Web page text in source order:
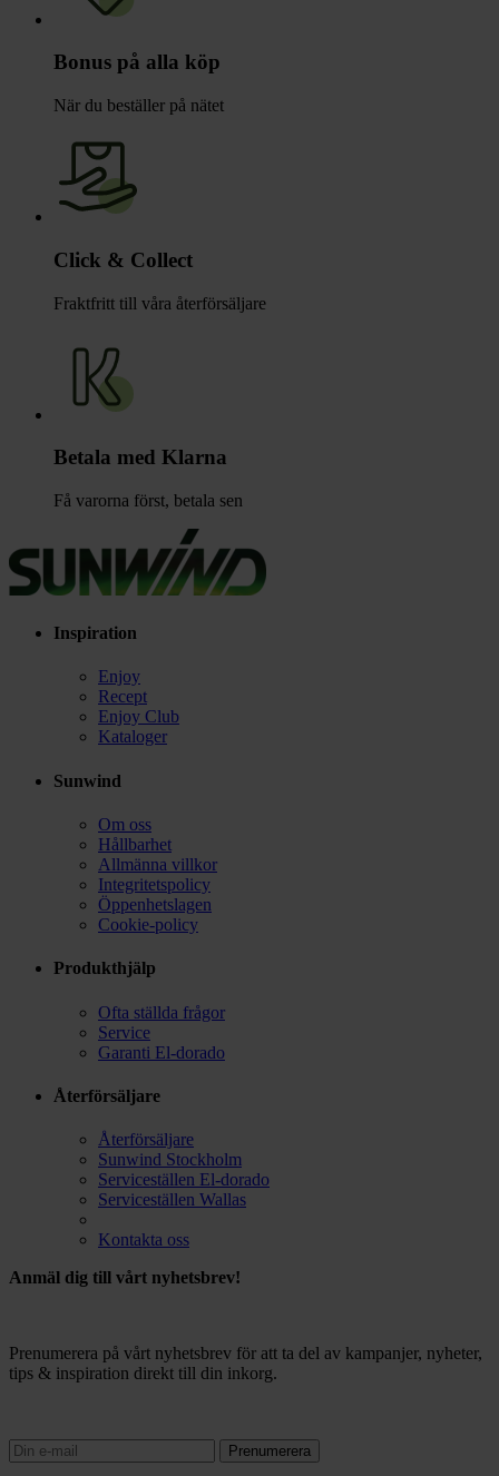
Bonus på alla köp
När du beställer på nätet
Click & Collect
Fraktfritt till våra återförsäljare
Betala med Klarna
Få varorna först, betala sen
Inspiration
Enjoy
Recept
Enjoy Club
Kataloger
Sunwind
Om oss
Hållbarhet
Allmänna villkor
Integritetspolicy
Öppenhetslagen
Cookie-policy
Produkthjälp
Ofta ställda frågor
Service
Garanti El-dorado
Återförsäljare
Återförsäljare
Sunwind Stockholm
Serviceställen El-dorado
Serviceställen Wallas
Kontakta oss
Anmäl dig till vårt nyhetsbrev!
Prenumerera på vårt nyhetsbrev för att ta del av kampanjer, nyheter,
tips & inspiration direkt till din inkorg.
Prenumerera